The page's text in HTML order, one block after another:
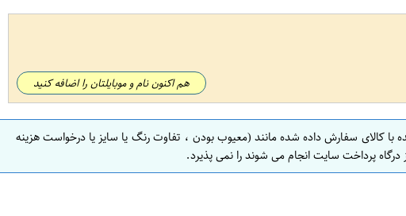
هم اکنون نام و موبایلتان را اضافه کنید
کالای سفارش داده شده مانند (معیوب بودن ، تفاوت رنگ یا سایز یا درخواست هزینه
پرداخت سایت انجام می شوند را نمی پذیرد.